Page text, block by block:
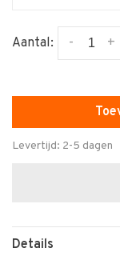
Aantal: +
-
Levertijd: 2-5 dagen
Details